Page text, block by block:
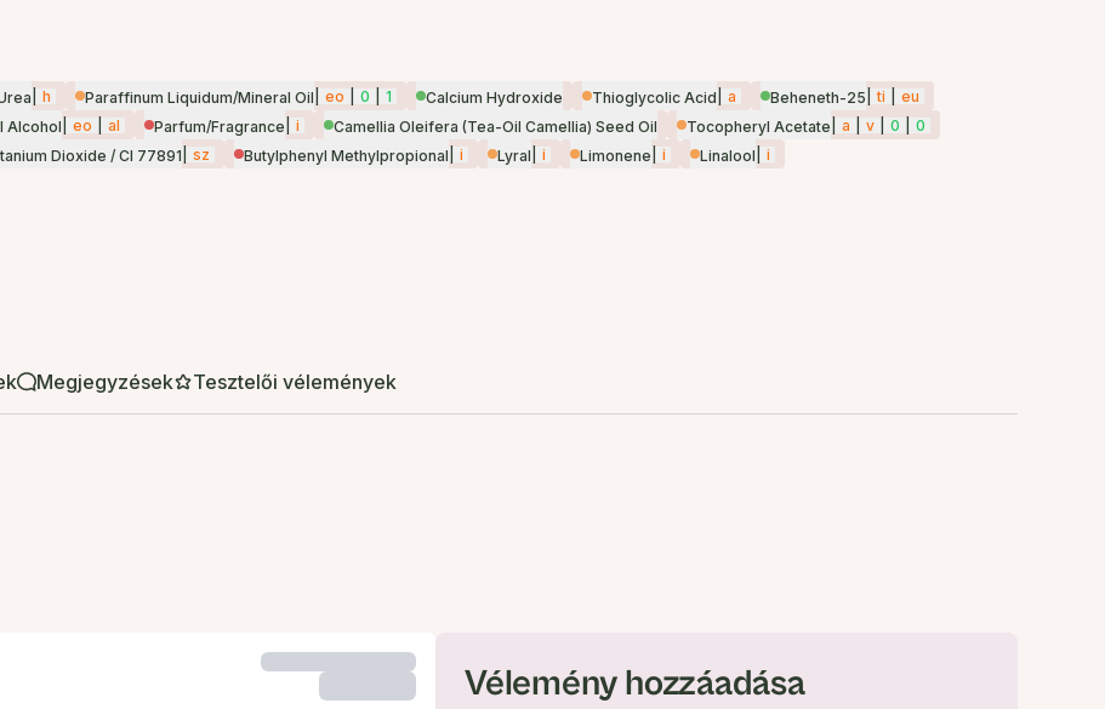
h Paraffinum Liquidum/Mineral Oil eo 0 1 Calcium Hydroxide Thioglycolic Acid a Beheneth-25 ti
eu
Alcohol eo al Parfum/Fragrance i Camellia Oleifera (Tea-Oil Camellia) Seed Oil Tocopheryl Acetate a v 0
0
Dioxide / CI 77891 sz Butylphenyl Methylpropional i Lyral i Limonene i Linalool i
Megjegyzések Tesztelői vélemények
Vélemény hozzáadása